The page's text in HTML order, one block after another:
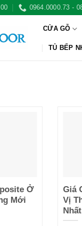
0964.0000.73 -
CỬA GỖ
TỦ BẾP
Ở
Mới
Giá
Vị